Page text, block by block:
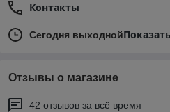
Контакты
Сегодня выходной
Отзывы о магазине
42 отзывов за всё время